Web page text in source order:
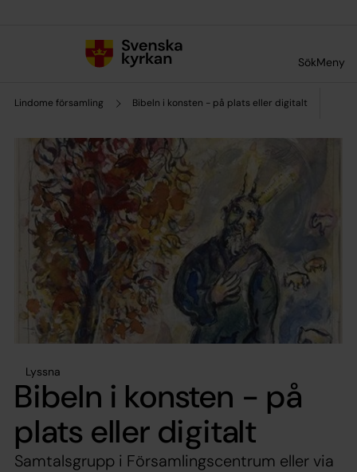
SökMeny
Lindome församling Bibeln i konsten - på plats eller digitalt
Lyssna
Bibeln i konsten - på
plats eller digitalt
Samtalsgrupp i Församlingscentrum eller via